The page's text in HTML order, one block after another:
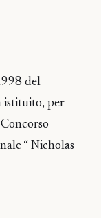
del
istituito, per
“ Nicholas